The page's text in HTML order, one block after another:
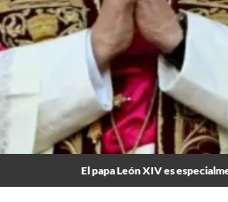
El papa León XIV es